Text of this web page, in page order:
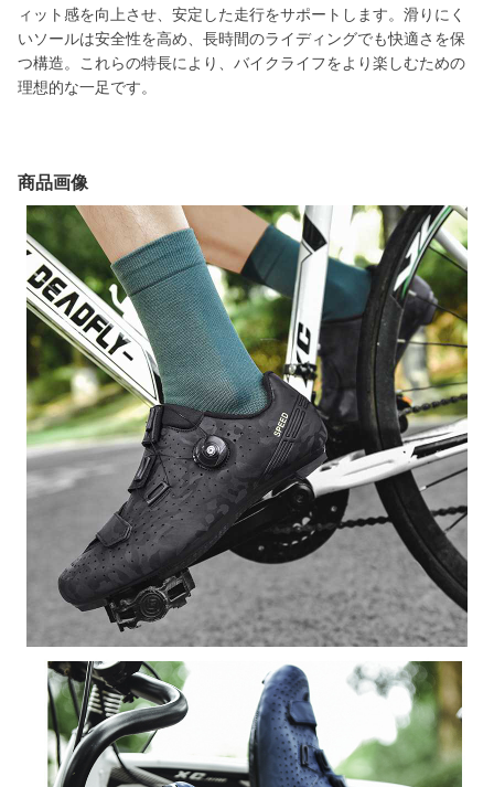
ィット感を向上させ、安定した走行をサポートします。滑りにく
いソールは安全性を高め、長時間のライディングでも快適さを保
つ構造。これらの特長により、バイクライフをより楽しむための
理想的な一足です。
商品画像